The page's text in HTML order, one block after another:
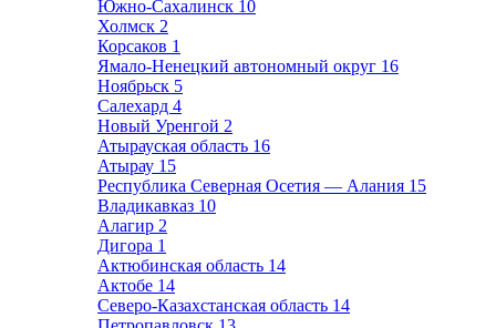
Южно-Сахалинск 10
Холмск 2
Корсаков 1
Ямало-Ненецкий автономный округ 16
Ноябрьск 5
Салехард 4
Новый Уренгой 2
Атырауская область 16
Атырау 15
Республика Северная Осетия — Алания 15
Владикавказ 10
Алагир 2
Дигора 1
Актюбинская область 14
Актобе 14
Северо-Казахстанская область 14